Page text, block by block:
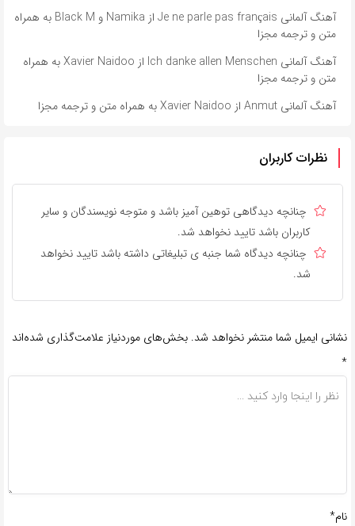
آهنگ آلمانی ​​Je ne parle pas français از Namika و Black M به همراه
متن و ترجمه مجزا
آهنگ آلمانی ​​Ich danke allen Menschen از Xavier Naidoo به همراه
متن و ترجمه مجزا
آهنگ آلمانی ​​Anmut از Xavier Naidoo به همراه متن و ترجمه مجزا
نظرات کاربران
چنانچه دیدگاهی توهین آمیز باشد و متوجه نویسندگان و سایر
کاربران باشد تایید نخواهد شد.
چنانچه دیدگاه شما جنبه ی تبلیغاتی داشته باشد تایید نخواهد
شد.
نشانی ایمیل شما منتشر نخواهد شد. بخش‌های موردنیاز علامت‌گذاری شده‌اند
*
نام*